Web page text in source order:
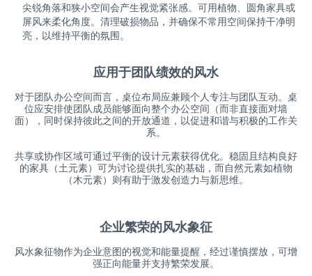
尖锐角落和狭小空间会产生视觉紧张感。可用植物、圆角家具或
屏风来柔化角度。清理破损物品，并确保不常用空间保持干净明
亮，以维持平衡的氛围。
应用于团队绩效的风水
对于团队办公空间而言，桌位布局应兼顾个人专注与团队互动。桌
位应安排使团队成员能够面向整个办公空间（而非直接面对墙
面），同时保持彼此之间的开放通道，以促进和谐与积极的工作关
系。
共享或协作区域可通过平衡的设计元素获得优化。稳固且结构良好
的家具（土元素）可为讨论提供扎实的基础，而自然元素如植物
（木元素）则有助于激发创造力与新思维。
企业繁荣的风水象征
风水象征物作为企业意图的视觉和能量提醒，经过谨慎摆放，可增
强正向能量并支持繁荣发展。